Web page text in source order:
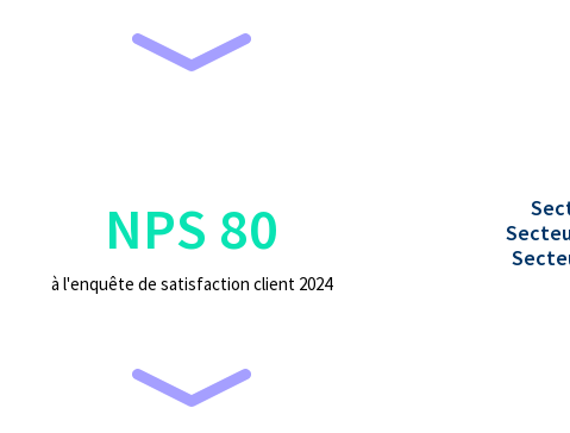
NPS 80
à l'enquête de satisfaction client 2024